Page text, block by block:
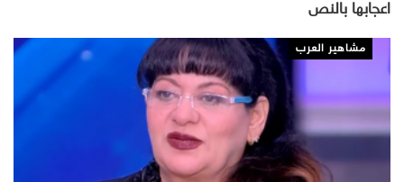
اعجابها بالنص
مشاهير العرب